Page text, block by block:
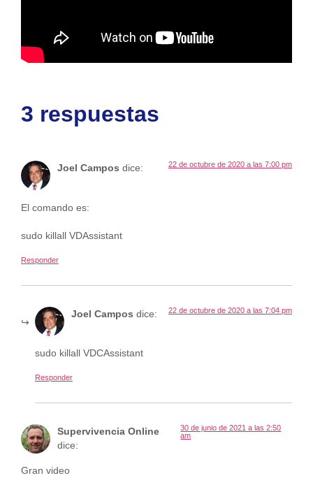
3 respuestas
Joel Campos dice: 22 de octubre de 2020 a las 7:00 pm
El comando es:
sudo killall VDAssistant
Responder
Joel Campos dice: 22 de octubre de 2020 a las 7:04 pm
sudo killall VDCAssistant
Responder
Supervivencia Online
dice:
30 de junio de 2021 a las 2:50
am
Gran video